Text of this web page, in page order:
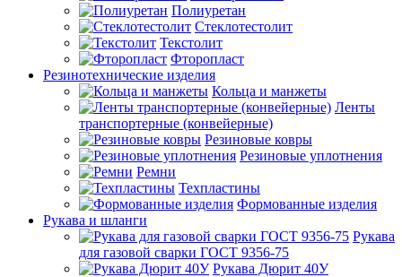
Полиуретан
Стеклотестолит
Текстолит
Фторопласт
Резинотехнические изделия
Кольца и манжеты
Ленты
транспортерные (конвейерные)
Резиновые ковры
Резиновые уплотнения
Ремни
Техпластины
Формованные изделия
Рукава и шланги
Рукава
для газовой сварки ГОСТ 9356-75
Рукава Дюрит 40У